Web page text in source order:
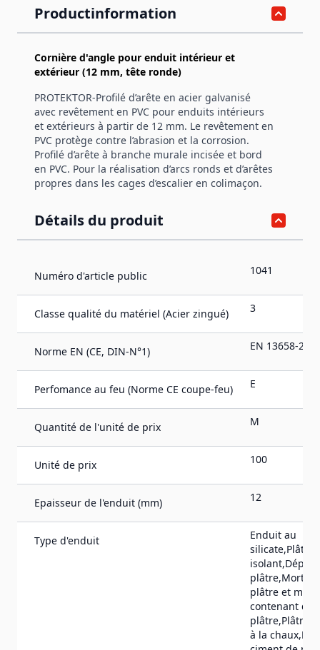
Productinformation
Cornière d'angle pour enduit intérieur et
extérieur (12 mm, tête ronde)
PROTEKTOR-Profilé d’arête en acier galvanisé
avec revêtement en PVC pour enduits intérieurs
et extérieurs à partir de 12 mm. Le revêtement en
PVC protège contre l’abrasion et la corrosion.
Profilé d’arête à branche murale incisée et bord
en PVC. Pour la réalisation d’arcs ronds et d’arêtes
propres dans les cages d’escalier en colimaçon.
Détails du produit
Numéro d'article public 1041
Classe qualité du matériel (Acier zingué) 3
Norme EN (CE, DIN-N°1) EN 13658-2
Perfomance au feu (Norme CE coupe-feu) E
Quantité de l'unité de prix M
Unité de prix 100
Epaisseur de l'enduit (mm) 12
Type d'enduit
Enduit au
silicate,Plâtre
isolant,Dépôt
plâtre et
contenant du
à la